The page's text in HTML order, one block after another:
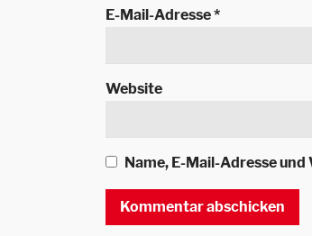
E-Mail-Adresse*
Website
Name, E-Mail-Adresse